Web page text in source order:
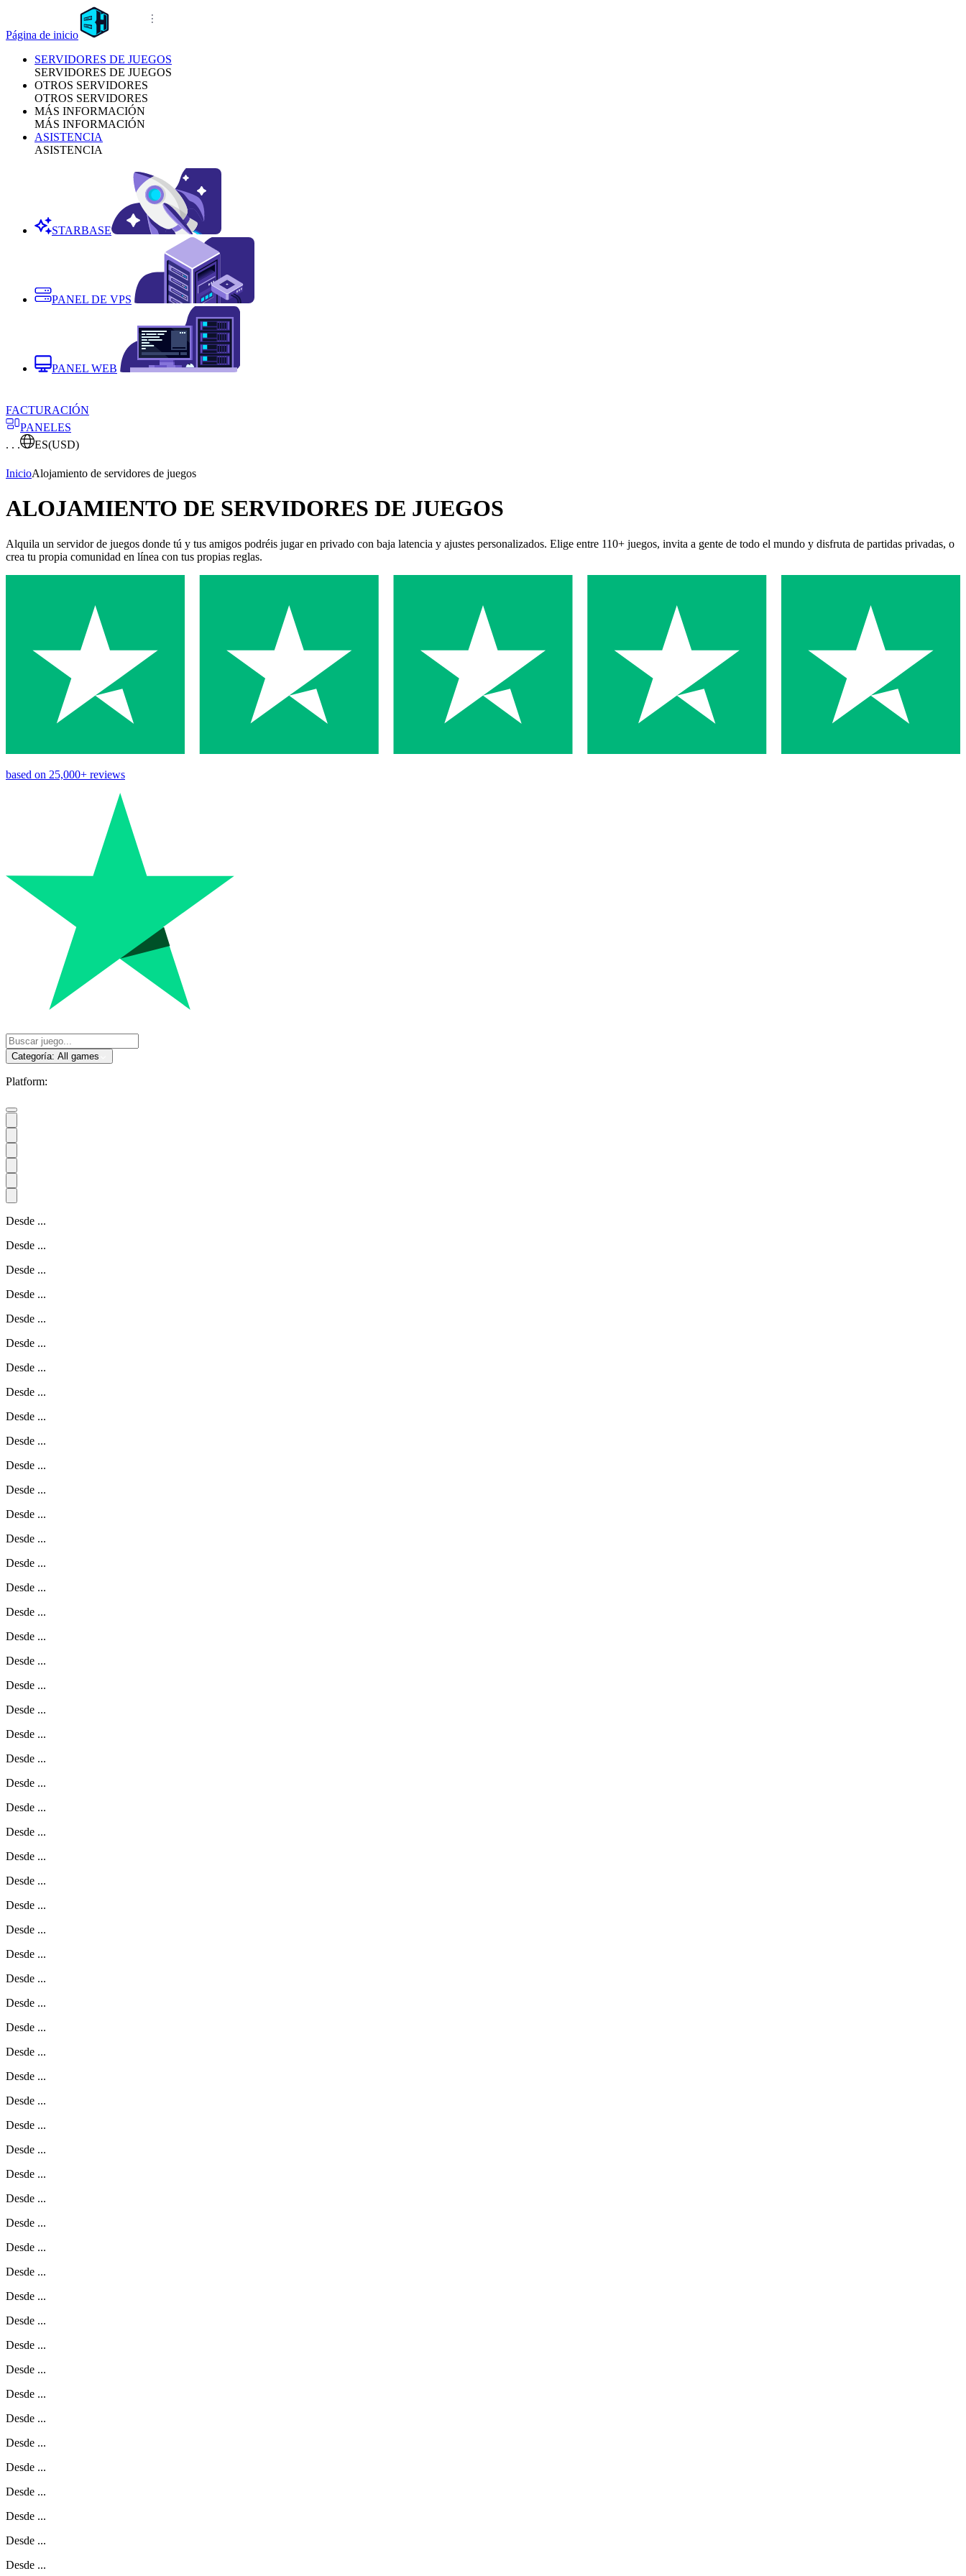
Página de inicio
SERVIDORES DE JUEGOS
SERVIDORES DE JUEGOS
OTROS SERVIDORES
OTROS SERVIDORES
MÁS INFORMACIÓN
MÁS INFORMACIÓN
ASISTENCIA
ASISTENCIA
STARBASE
PANEL DE VPS
PANEL WEB
FACTURACIÓN
PANELES
. . .
ES(USD)
InicioAlojamiento de servidores de juegos
ALOJAMIENTO DE SERVIDORES DE JUEGOS
Alquila un servidor de juegos donde tú y tus amigos podréis jugar en privado con baja latencia y ajustes personalizados. Elige entre 110+ juegos, invita a gente de todo el mundo y disfruta de partidas privadas, o
crea tu propia comunidad en línea con tus propias reglas.
based on 25,000+ reviews
Categoría: All games
Platform:
Desde ...
Desde ...
Desde ...
Desde ...
Desde ...
Desde ...
Desde ...
Desde ...
Desde ...
Desde ...
Desde ...
Desde ...
Desde ...
Desde ...
Desde ...
Desde ...
Desde ...
Desde ...
Desde ...
Desde ...
Desde ...
Desde ...
Desde ...
Desde ...
Desde ...
Desde ...
Desde ...
Desde ...
Desde ...
Desde ...
Desde ...
Desde ...
Desde ...
Desde ...
Desde ...
Desde ...
Desde ...
Desde ...
Desde ...
Desde ...
Desde ...
Desde ...
Desde ...
Desde ...
Desde ...
Desde ...
Desde ...
Desde ...
Desde ...
Desde ...
Desde ...
Desde ...
Desde ...
Desde ...
Desde ...
Desde ...